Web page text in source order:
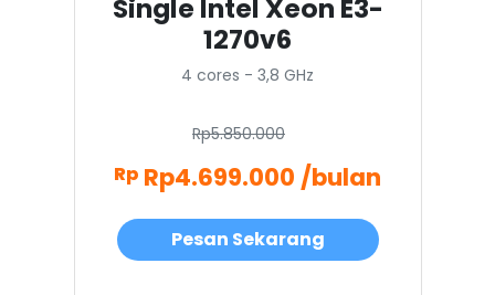
Single Intel Xeon E3-
1270v6
4 cores - 3,8 GHz
Rp5.850.000
Rp Rp4.699.000 /bulan
Pesan Sekarang